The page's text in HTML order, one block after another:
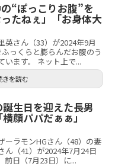
“ぽっこりお腹”を
たねぇ」「お身体大
英さん（33）が2024年9月
っくらと膨らんだお腹のう
います。 ネット上で...
きを読む
生日を迎えた長男
顔パパだぁぁ」
ーラモンHGさん（48）の妻
ん（41）が2024年7月24日
前日（7月23日）に...